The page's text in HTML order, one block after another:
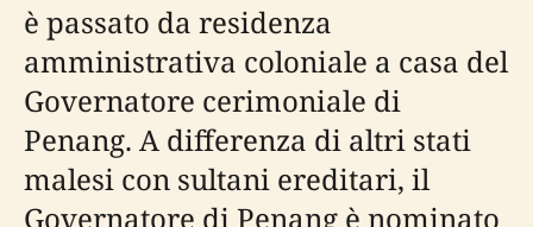
è passato da residenza
amministrativa coloniale a casa del
Governatore cerimoniale di
Penang. A differenza di altri stati
malesi con sultani ereditari, il
Governatore di Penang è nominato